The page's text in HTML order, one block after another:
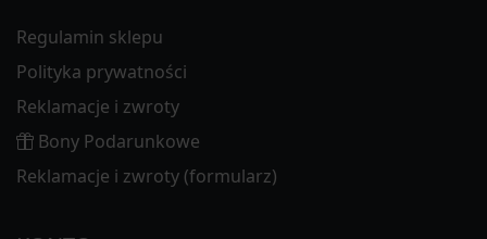
Regulamin sklepu
Polityka prywatności
Reklamacje i zwroty
Bony Podarunkowe
Reklamacje i zwroty (formularz)